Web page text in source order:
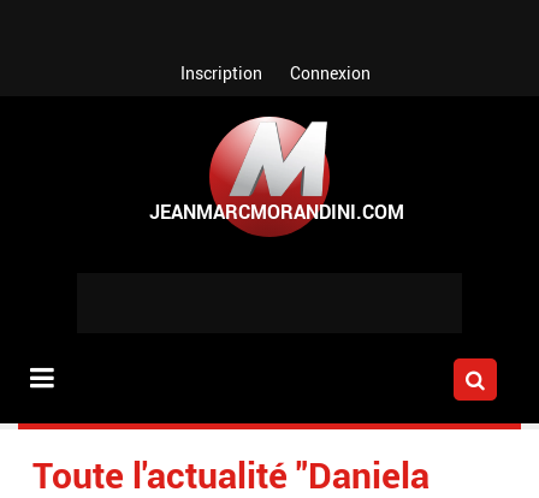
Inscription Connexion
Toute l'actualité "Daniela